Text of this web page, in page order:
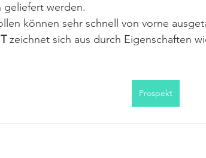
geliefert werden.
können sehr schnell von vorne
zeichnet sich aus durch Eigenschaften
Prospekt